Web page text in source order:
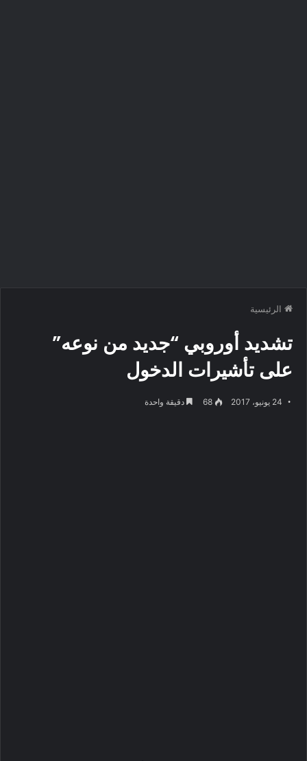
الرئيسية
تشديد أوروبي “جديد من نوعه”
على تأشيرات الدخول
24 يونيو، 2017 68 دقيقة واحدة